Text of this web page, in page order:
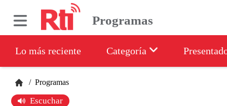
Programas
Lo más reciente Categoría
/ Programas
Escuchar